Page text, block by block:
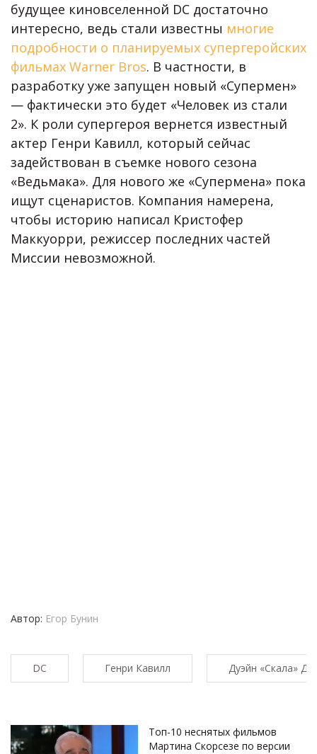
будущее киновселенной DC достаточно
интересно, ведь стали известны многие
подробности о планируемых супергеройских
фильмах Warner Bros. В частности, в
разработку уже запущен новый «Супермен»
— фактически это будет «Человек из стали
2». К роли супергероя вернется известный
актер Генри Кавилл, который сейчас
задействован в съемке нового сезона
«Ведьмака». Для нового же «Супермена» пока
ищут сценаристов. Компания намерена,
чтобы историю написал Кристофер
Маккуорри, режиссер последних частей
Миссии невозможной.
Автор: Егор Бунин
DC Генри Кавилл Дуэйн «Скала»
Топ-10 неснятых фильмов
Мартина Скорсезе по версии